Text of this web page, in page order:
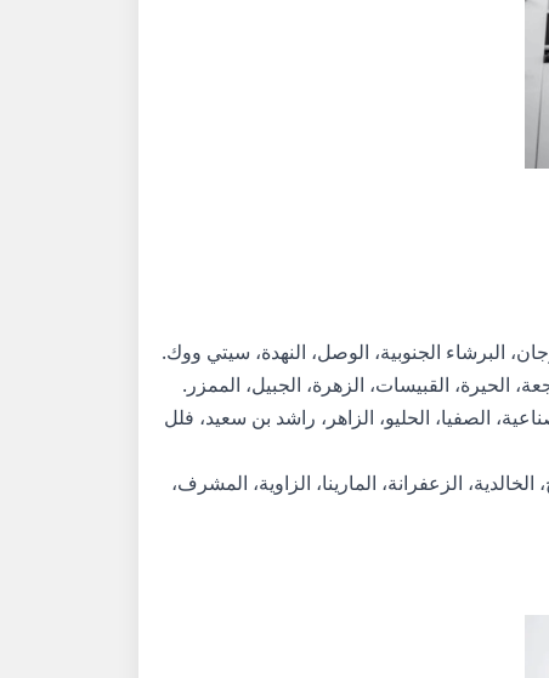
البرشاء الجنوبية، الوصل، النهدة، سيتي ووك.
الحيرة، القبيسات، الزهرة، الجبيل، الممزر.
الصفيا، الحليو، الزاهر، راشد بن سعيد، فلل
الزعفرانة، المارينا، الزاوية، المشرف،